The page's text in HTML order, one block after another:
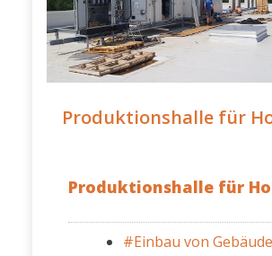
Produktionshalle für
Produktionshalle für
#Einbau von